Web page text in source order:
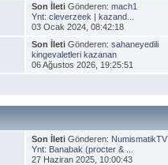
Son İleti Gönderen:mach1
Ynt: cleverzeek | kazand...
03 Ocak 2024, 08:42:18
Son İleti Gönderen:sahaneyedili
kingevaletleri kazanan
06 Ağustos 2026, 19:25:51
Son İleti Gönderen: NumismatikTV
Ynt: Banabak (procter & ...
27 Haziran 2025, 10:00:43